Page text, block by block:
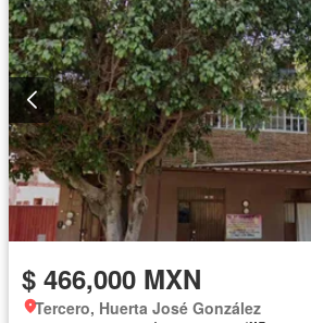
$ 466,000 MXN
Tercero, Huerta José González